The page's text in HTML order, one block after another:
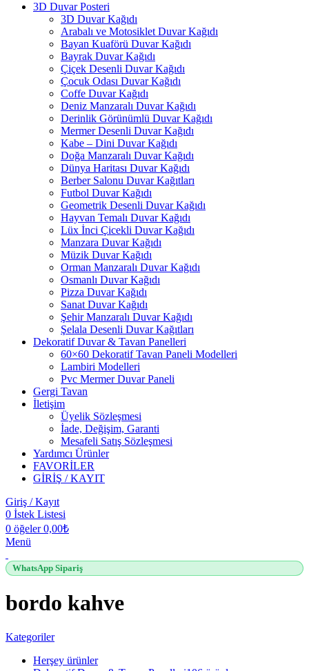
3D Duvar Posteri
3D Duvar Kağıdı
Arabalı ve Motosiklet Duvar Kağıdı
Bayan Kuaförü Duvar Kağıdı
Bayrak Duvar Kağıdı
Çiçek Desenli Duvar Kağıdı
Çocuk Odası Duvar Kağıdı
Coffe Duvar Kağıdı
Deniz Manzaralı Duvar Kağıdı
Derinlik Görünümlü Duvar Kağıdı
Mermer Desenli Duvar Kağıdı
Kabe – Dini Duvar Kağıdı
Doğa Manzaralı Duvar Kağıdı
Dünya Haritası Duvar Kağıdı
Berber Salonu Duvar Kağıtları
Futbol Duvar Kağıdı
Geometrik Desenli Duvar Kağıdı
Hayvan Temalı Duvar Kağıdı
Lüx İnci Çicekli Duvar Kağıdı
Manzara Duvar Kağıdı
Müzik Duvar Kağıdı
Orman Manzaralı Duvar Kağıdı
Osmanlı Duvar Kağıdı
Pizza Duvar Kağıdı
Sanat Duvar Kağıdı
Şehir Manzaralı Duvar Kağıdı
Şelala Desenli Duvar Kağıtları
Dekoratif Duvar & Tavan Panelleri
60×60 Dekoratif Tavan Paneli Modelleri
Lambiri Modelleri
Pvc Mermer Duvar Paneli
Gergi Tavan
İletişim
Üyelik Sözleşmesi
İade, Değişim, Garanti
Mesafeli Satış Sözleşmesi
Yardımcı Ürünler
FAVORİLER
GİRİŞ / KAYIT
Giriş / Kayıt
0 İstek Listesi
0 öğeler 0,00₺
Menü
WhatsApp Sipariş
bordo kahve
Kategoriler
Herşey ürünler